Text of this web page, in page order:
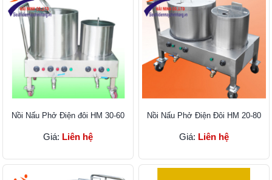
Nồi Nấu Phở Điện đôi HM 30-60
Giá: Liên hệ
Nồi Nấu Phở Điện Đôi HM 20-80
Giá: Liên hệ